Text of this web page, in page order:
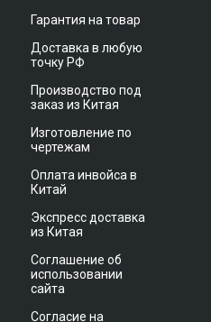
Гарантия на товар
Доставка в любую
точку РФ
Производство под
заказ из Китая
Изготовление по
чертежам
Оплата инвойса в
Китай
Экспресс доставка
из Китая
Соглашение об
использовании
сайта
Согласие на